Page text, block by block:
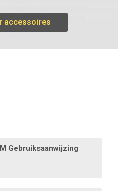
worden omgevormd van
een
accessoires
Gebruiksaanwijzing